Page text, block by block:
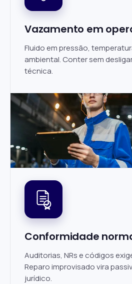
Vazamento em
Fluido em pressão,
ambiental. Conter sem
técnica.
Conformidade
Auditorias, NRs e códigos
Reparo improvisado vira
jurídico.